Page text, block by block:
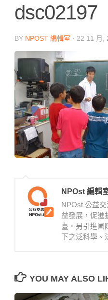
dsc02197
BY NPOST 編輯室 · 22 11 月,
NPOst 編輯
NPOst 公益
益發展，促進
臺。另引進國
下之泛科學、
YOU MAY ALSO